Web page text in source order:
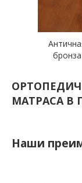
бронза
МАТРАСА В
Наши